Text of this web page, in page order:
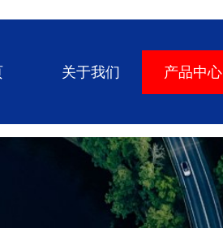
关于我们 产品中心